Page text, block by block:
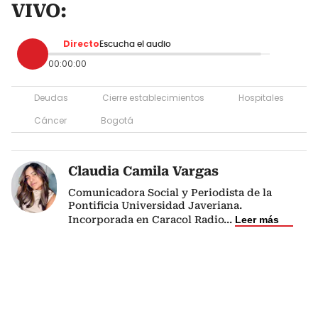
VIVO:
Directo Escucha el audio
00:00:00
Deudas Cierre establecimientos
Hospitales
Cáncer
Bogotá
Claudia Camila Vargas
Comunicadora Social y Periodista de la
Pontificia Universidad Javeriana.
Incorporada en Caracol Radio... Leer más